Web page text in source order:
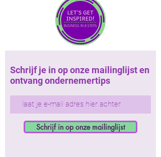
Schrijf je in op onze mailinglijst en
ontvang ondernemertips
Schrijf in op onze mailinglijst